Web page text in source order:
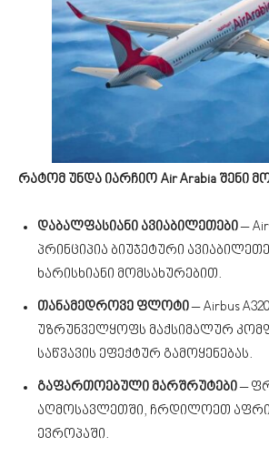
რატომ უნდა იარჩიო Air Arabia შენი
დაბალფასიანი ავიაბილეთები–
პრინციპია ბიუჯეტური
ხარისხიანი მომსახურებით.
თანამედროვე ფლოტი– Airbus
უზრუნველყოფს მაქსიმალურ
საწვავის ეფექტურ გამოყენებას.
გაფართოებული მარშრუტები–
აღმოსავლეთში, ჩრდილოეთ
ევროპაში.